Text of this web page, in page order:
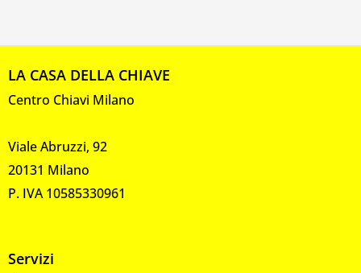
LA CASA DELLA CHIAVE
Centro Chiavi Milano
Viale Abruzzi, 92
20131 Milano
P. IVA 10585330961
Servizi